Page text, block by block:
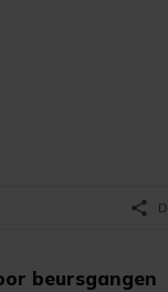
beursgangen
share